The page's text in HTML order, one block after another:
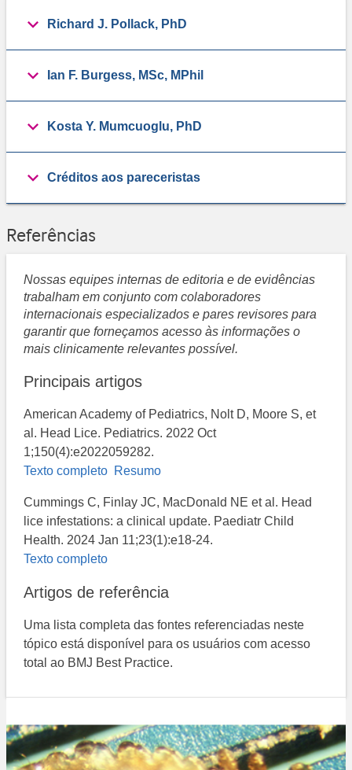
Richard J. Pollack, PhD
Ian F. Burgess, MSc, MPhil
Kosta Y. Mumcuoglu, PhD
Créditos aos pareceristas
Referências
Nossas equipes internas de editoria e de evidências
trabalham em conjunto com colaboradores
internacionais especializados e pares revisores para
garantir que forneçamos acesso às informações o
mais clinicamente relevantes possível.
Principais artigos
American Academy of Pediatrics, Nolt D, Moore S, et
al. Head Lice. Pediatrics. 2022 Oct
1;150(4):e2022059282.
Texto completo Resumo
Cummings C, Finlay JC, MacDonald NE et al. Head
lice infestations: a clinical update. Paediatr Child
Health. 2024 Jan 11;23(1):e18-24.
Texto completo
Artigos de referência
Uma lista completa das fontes referenciadas neste
tópico está disponível para os usuários com acesso
total ao BMJ Best Practice.